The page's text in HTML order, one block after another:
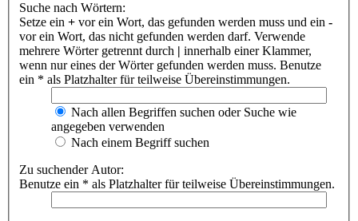
Suche nach Wörtern:
Setze ein + vor ein Wort, das gefunden werden muss und ein -
vor ein Wort, das nicht gefunden werden darf. Verwende
mehrere Wörter getrennt durch | innerhalb einer Klammer,
wenn nur eines der Wörter gefunden werden muss. Benutze
ein * als Platzhalter für teilweise Übereinstimmungen.
Nach allen Begriffen suchen oder Suche wie
angegeben verwenden
Nach einem Begriff suchen
Zu suchender Autor:
Benutze ein * als Platzhalter für teilweise Übereinstimmungen.